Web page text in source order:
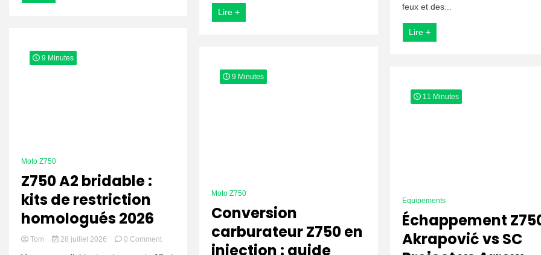
9 Minutes
Moto Z750
Z750 A2 bridable :
kits de restriction
homologués 2026
Tom 28 juillet 2026 0 Commenton
Lire +
9 Minutes
Moto Z750
Conversion
carburateur Z750 en
injection : guide
feux et des...
Lire +
11 Minutes
Equipements
Échappement
Akrapović vs SC